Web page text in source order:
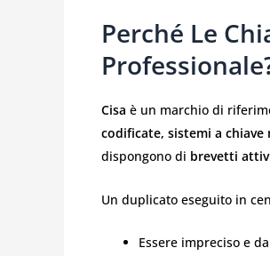
Perché Le
Cisa è un marchio di
codificate, sistemi a chiave
dispongono di brevetti
Un duplicato eseguito in
Essere impreciso e